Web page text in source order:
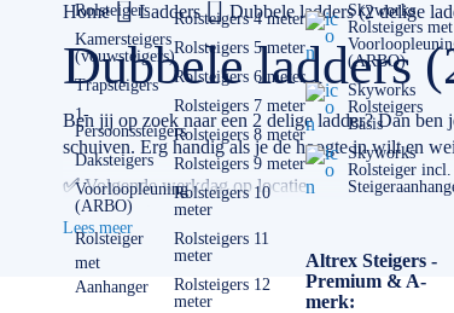
Rolsteigers
Kamersteigers
(vouwsteigers)
Trapsteigers
1-
Persoonssteigers
Daksteigers
Voorloopleuning
(ARBO)
Rolsteiger
met
Aanhanger
Rolsteigers 4 meter
Rolsteigers 5 meter
Rolsteigers 6 meter
Rolsteigers 7 meter
Rolsteigers 8 meter
Rolsteigers 9 meter
Rolsteigers 10
meter
Rolsteigers 11
meter
Rolsteigers 12
meter
Skyworks
Rolsteigers met
(ARBO)
Skyworks
Rolsteigers
Basis
Skyworks
Rolsteiger incl.
Altrex Steigers -
Premium & A-
merk:
Home Ladders Dubbele ladders (2 delige
Dubbele ladders
Ben jij op zoek naar een 2 delige ladder? Dan ben
schuiven. Erg handig als je de hoogte in wilt en
✅Volgende werkdag op locatie
✅Meedenkende klantenservice
✅ Contact:
0511- 40 25 64
Lees meer